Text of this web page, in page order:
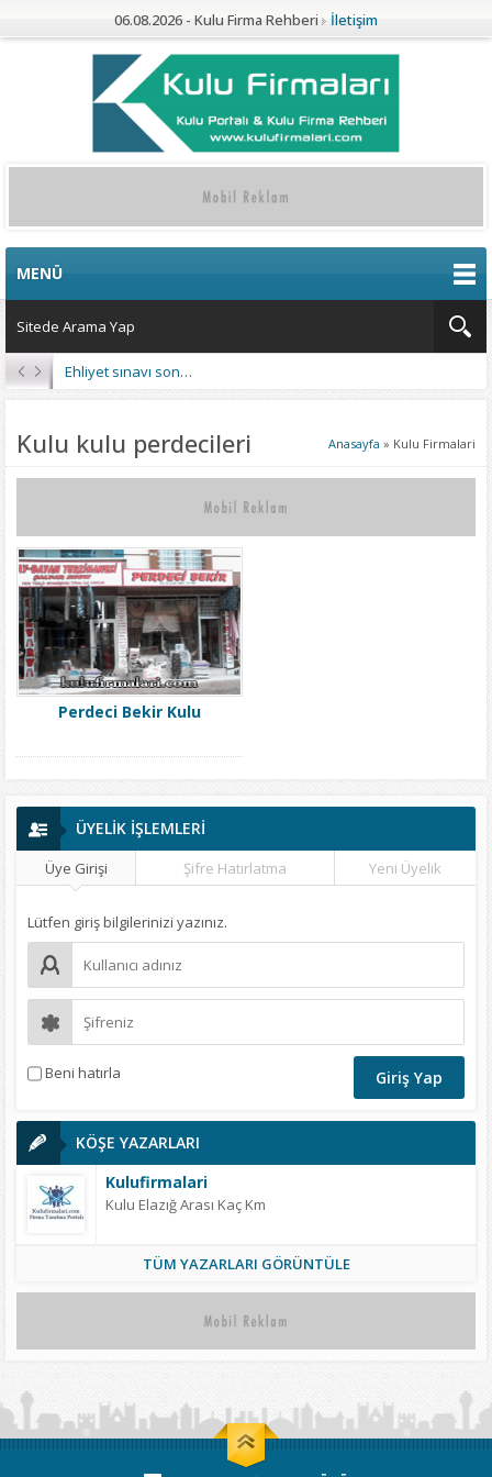
06.08.2026 - Kulu Firma Rehberi İletişim
MENÜ
Ehliyet sınavı sonuçları açıklandı
Anasayfa » Kulu Firmalari
Kulu kulu perdecileri
Perdeci Bekir Kulu
ÜYELİK İŞLEMLERİ
Üye Girişi Şifre Hatırlatma Yeni Üyelik
Lütfen giriş bilgilerinizi yazınız.
Beni hatırla
KÖŞE YAZARLARI
Kulufirmalari
Kulu Elazığ Arası Kaç Km
TÜM YAZARLARI GÖRÜNTÜLE